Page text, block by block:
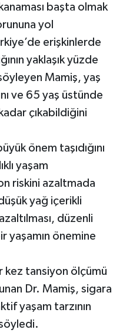
başta olmak
yol
erişkinlerde
yaklaşık yüzde
Mamiş, yaş
ve 65 yaş üstünde
çıkabildiğini
önem taşıdığını
yaşam
riskini azaltmada
yağ içerikli
düzenli
yaşamın önemine
kez tansiyon ölçümü
Dr. Mamiş, sigara
yaşam tarzının